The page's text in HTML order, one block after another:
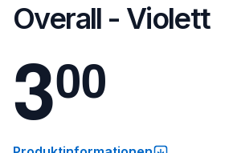
Overall - Violett
300